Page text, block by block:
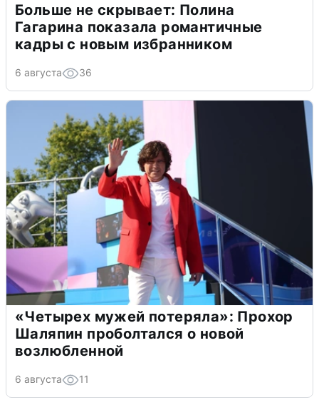
Больше не скрывает: Полина
Гагарина показала романтичные
кадры с новым избранником
6 августа 36
«Четырех мужей потеряла»: Прохор
Шаляпин проболтался о новой
возлюбленной
6 августа 11